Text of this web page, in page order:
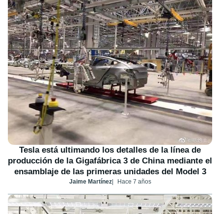
Tesla está ultimando los detalles de la línea de
producción de la Gigafábrica 3 de China mediante el
ensamblaje de las primeras unidades del Model 3
Jaime Martínez Hace 7 años